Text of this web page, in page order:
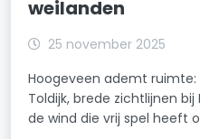
weilanden
25 november 2025
Hoogeveen ademt
Toldijk, brede zichtlijnen
de wind die vrij spel heeft